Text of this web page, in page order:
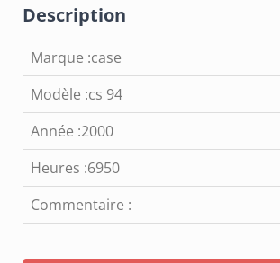
Description
Marque :case
Modèle :cs 94
Année :2000
Heures :6950
Commentaire :